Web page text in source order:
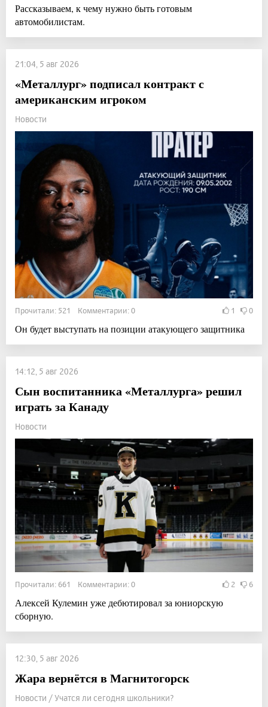
Рассказываем, к чему нужно быть готовым
автомобилистам.
21:04, 5 авг 2026
«Металлург» подписал контракт с
американским игроком
Новости
Прочитали: 521 Комментарии: 0 1 0
Он будет выступать на позиции атакующего защитника
14:12, 5 авг 2026
Сын воспитанника «Металлурга» решил
играть за Канаду
Новости
Прочитали: 661 Комментарии: 0 2 6
Алексей Кулемин уже дебютировал за юниорскую
сборную.
12:30, 5 авг 2026
Жара вернётся в Магнитогорск
Новости / Учатся ли сегодня школьники?